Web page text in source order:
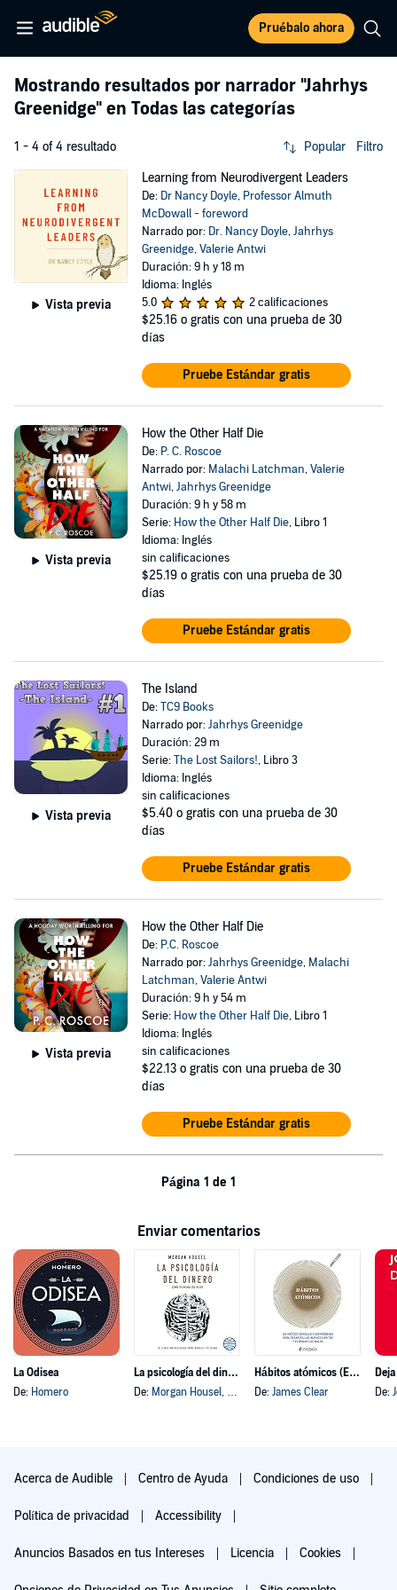
Pruébalo ahora
Mostrando resultados por narrador "Jahrhys
Greenidge" en Todas las categorías
1 - 4 of 4 resultado Popular Filtro
Vista previa
Learning from Neurodivergent Leaders
De: Dr Nancy Doyle, Professor Almuth
McDowall - foreword
Narrado por: Dr. Nancy Doyle,Jahrhys
Greenidge,Valerie Antwi
Duración: 9 h y 18 m
Idioma: Inglés
5.0
2 calificaciones
$25.16 o gratis con una prueba de 30
días
Pruebe Estándar gratis
Vista previa
How the Other Half Die
De: P. C. Roscoe
Narrado por: Malachi Latchman,Valerie
Antwi,Jahrhys Greenidge
Duración: 9 h y 58 m
Serie: How the Other Half Die, Libro 1
Idioma: Inglés
sin calificaciones
$25.19 o gratis con una prueba de 30
días
Pruebe Estándar gratis
Vista previa
The Island
De:TC9 Books
Narrado por:Jahrhys Greenidge
Duración: 29 m
Serie:The Lost Sailors!, Libro 3
Idioma: Inglés
sin calificaciones
$5.40 o gratis con una prueba de 30
días
Pruebe Estándar gratis
Vista previa
How the Other Half Die
De: P.C. Roscoe
Narrado por:Jahrhys Greenidge, Malachi
Latchman,Valerie Antwi
Duración: 9 h y 54 m
Serie: How the Other Half Die, Libro 1
Idioma: Inglés
sin calificaciones
$22.13 o gratis con una prueba de 30
días
Pruebe Estándar gratis
Página 1 de 1
Enviar comentarios
La Odisea
De: Homero
La psicología del dinero
De: Morgan Housel, y otros
Hábitos atómicos (Español neutro)
De: James Clear
De:
Acerca de Audible Centro de Ayuda Condiciones de uso
Política de privacidad Accessibility
Anuncios Basados en tus Intereses Licencia Cookies